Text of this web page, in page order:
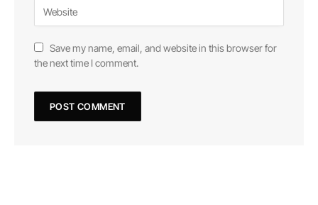
Save my name, email, and website in this browser for
the next time I comment.